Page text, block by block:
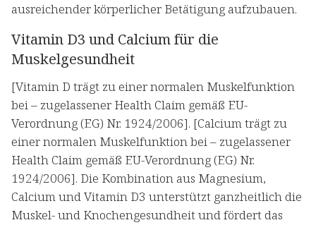
ausreichender körperlicher Betätigung aufzubauen.
Vitamin D3 und Calcium für die
Muskelgesundheit
[Vitamin D trägt zu einer normalen Muskelfunktion
bei – zugelassener Health Claim gemäß EU-
Verordnung (EG) Nr. 1924/2006]. [Calcium trägt zu
einer normalen Muskelfunktion bei – zugelassener
Health Claim gemäß EU-Verordnung (EG) Nr.
1924/2006]. Die Kombination aus Magnesium,
Calcium und Vitamin D3 unterstützt ganzheitlich die
Muskel- und Knochengesundheit und fördert das